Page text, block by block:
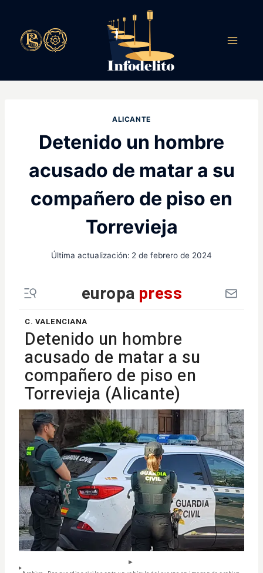
contenido
ALICANTE
Detenido un hombre
acusado de matar a su
compañero de piso en
Torrevieja
Última actualización: 2 de febrero de 2024